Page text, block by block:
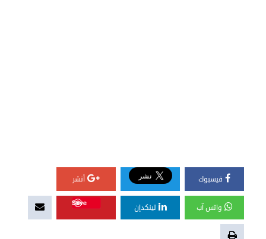
فيسبوك أنشر
واتس آب لينكدإن
Save